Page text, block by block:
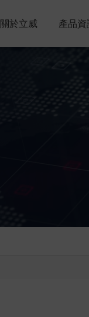
關於立威 產品資